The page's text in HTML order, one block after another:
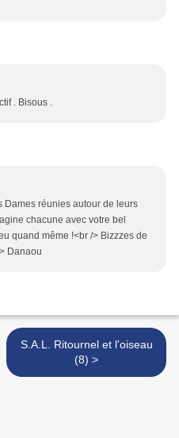
. Bisous .
Dames réunies autour de leurs
chacune avec votre bel
quand même !<br /> Bizzzes de
Danaou
S.A.L. Ritournel et l'oiseau
(8) >